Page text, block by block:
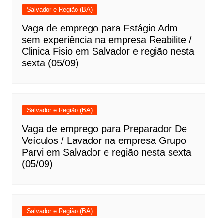
Salvador e Região (BA)
Vaga de emprego para Estágio Adm
sem experiência na empresa Reabilite /
Clinica Fisio em Salvador e região nesta
sexta (05/09)
Salvador e Região (BA)
Vaga de emprego para Preparador De
Veículos / Lavador na empresa Grupo
Parvi em Salvador e região nesta sexta
(05/09)
Salvador e Região (BA)